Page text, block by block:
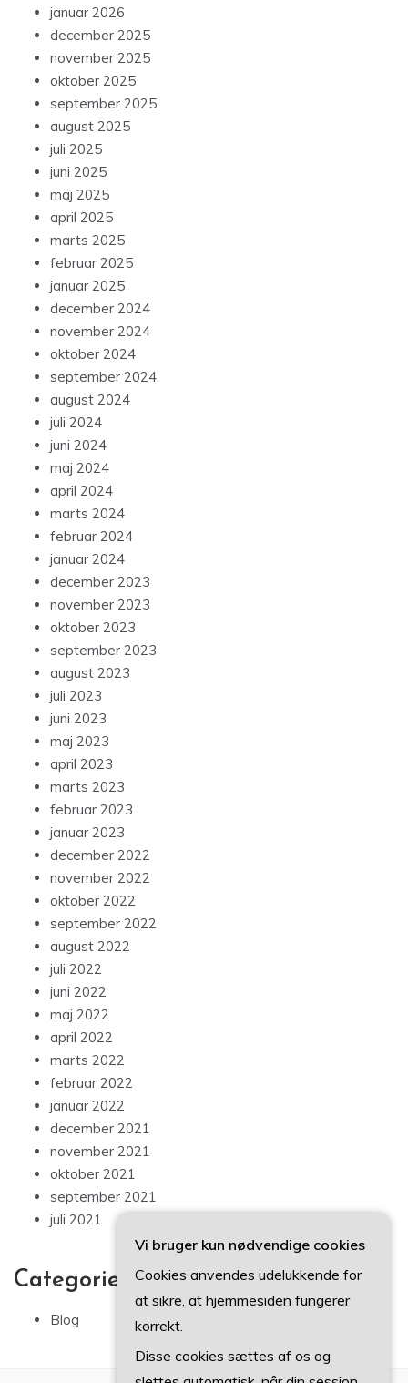
januar 2026
december 2025
november 2025
oktober 2025
september 2025
august 2025
juli 2025
juni 2025
maj 2025
april 2025
marts 2025
februar 2025
januar 2025
december 2024
november 2024
oktober 2024
september 2024
august 2024
juli 2024
juni 2024
maj 2024
april 2024
marts 2024
februar 2024
januar 2024
december 2023
november 2023
oktober 2023
september 2023
august 2023
juli 2023
juni 2023
maj 2023
april 2023
marts 2023
februar 2023
januar 2023
december 2022
november 2022
oktober 2022
september 2022
august 2022
juli 2022
juni 2022
maj 2022
april 2022
marts 2022
februar 2022
januar 2022
december 2021
november 2021
oktober 2021
september 2021
juli 2021
Categories
Blog
Vi bruger kun nødvendige cookies
Cookies anvendes udelukkende for
at sikre, at hjemmesiden fungerer
korrekt.
Disse cookies sættes af os og